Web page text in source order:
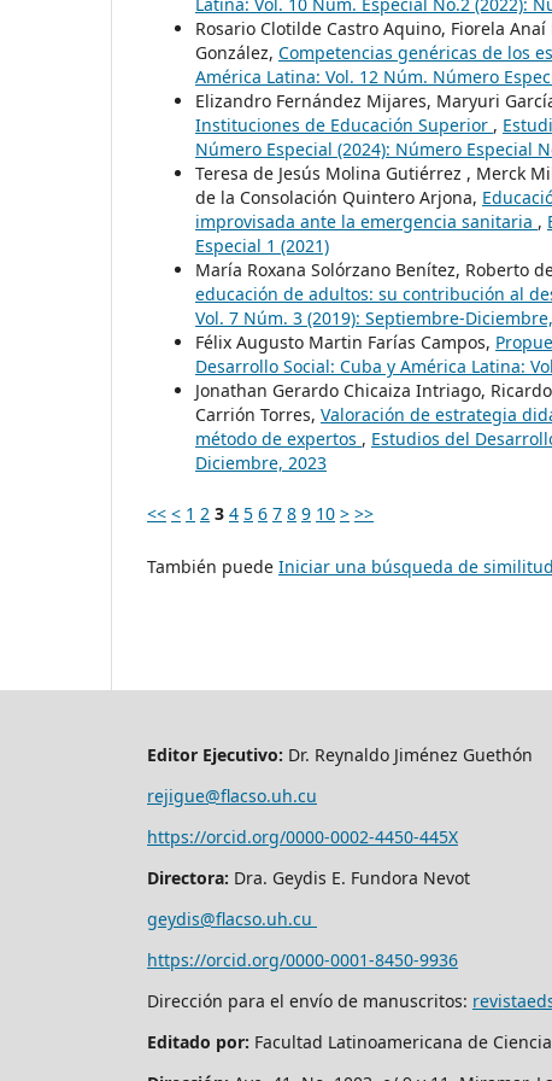
Rosario Clotilde Castro Aquino, Fiorela
González, Competencias genéricas de los
América Latina: Vol. 12 Núm. Número
Elizandro Fernández Mijares, Maryuri
Instituciones de Educación Superior ,
Número Especial (2024): Número Especial
Teresa de Jesús Molina Gutiérrez , Merck
de la Consolación Quintero Arjona,
improvisada ante la emergencia sanitaria ,
Especial 1 (2021)
María Roxana Solórzano Benítez, Roberto
educación de adultos: su contribución al
Vol. 7 Núm. 3 (2019): Septiembre-
Félix Augusto Martin Farías Campos,
Desarrollo Social: Cuba y América Latina:
Jonathan Gerardo Chicaiza Intriago,
Carrión Torres, Valoración de estrategia
método de expertos , Estudios del
Diciembre, 2023
<< < 1 2 3 4 5 6 7 8 9 10 > >>
También puede Iniciar una búsqueda de
Editor Ejecutivo: Dr. Reynaldo Jiménez Guethón
rejigue@flacso.uh.cu
https://orcid.org/0000-0002-4450-445X
Directora: Dra. Geydis E. Fundora Nevot
geydis@flacso.uh.cu
https://orcid.org/0000-0001-8450-9936
Dirección para el envío de manuscritos:
Editado por: Facultad Latinoamericana de